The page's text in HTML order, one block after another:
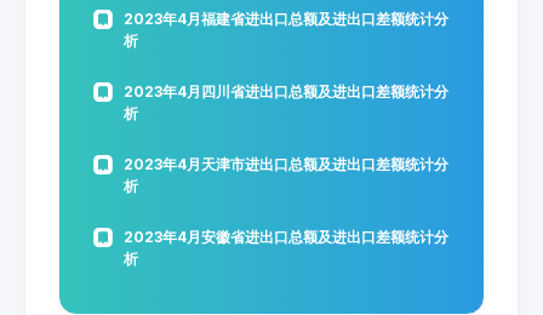
2023年4月福建省进出口总额及进出口差额统计分
析
2023年4月四川省进出口总额及进出口差额统计分
析
2023年4月天津市进出口总额及进出口差额统计分
析
2023年4月安徽省进出口总额及进出口差额统计分
析